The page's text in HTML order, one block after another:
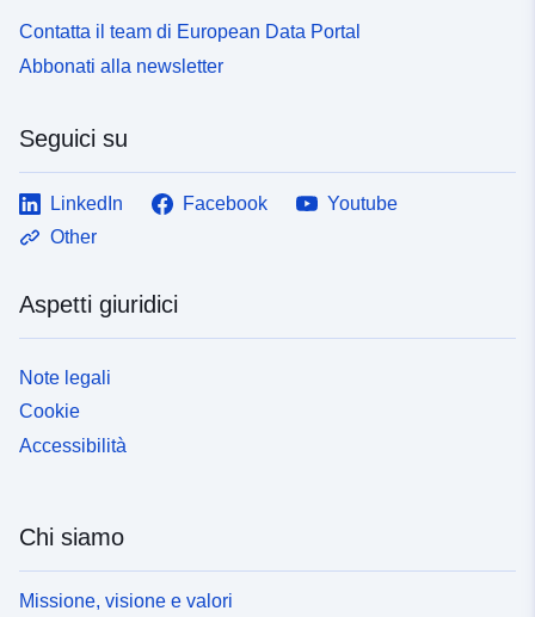
Contatta il team di European Data Portal
Abbonati alla newsletter
Seguici su
LinkedIn Facebook
Youtube
Other
Aspetti giuridici
Note legali
Cookie
Accessibilità
Chi siamo
Missione, visione e valori